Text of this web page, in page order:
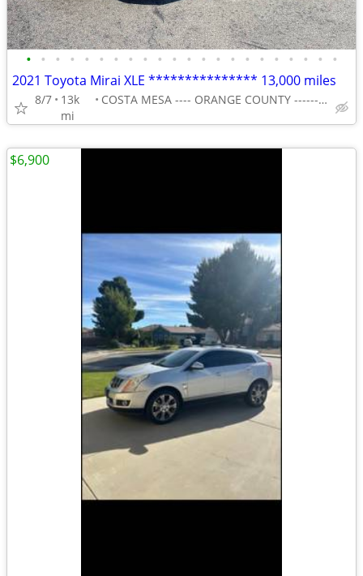
• • • • • • • • • • • • • • • • • • • • • •
2021 Toyota Mirai XLE *************** 13,000 miles
8/7
13k
mi
COSTA MESA ---- ORANGE COUNTY ---------------
$6,900